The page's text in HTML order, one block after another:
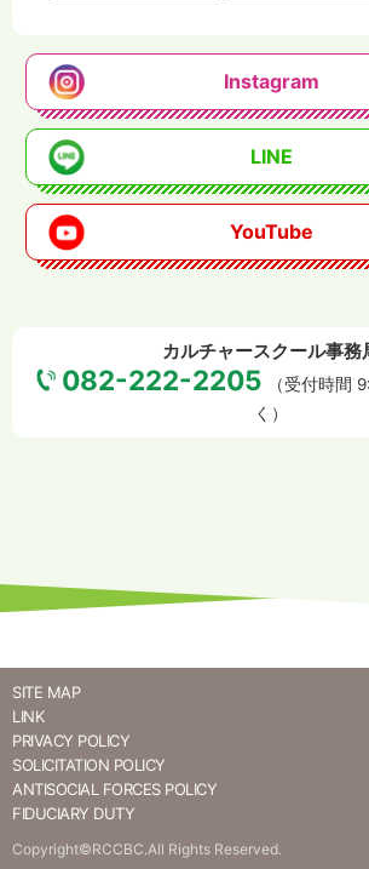
Instagram
LINE
YouTube
カルチャースクール事務
082-222-2205 （受付時間
く）
SITE MAP
LINK
PRIVACY POLICY
SOLICITATION POLICY
ANTISOCIAL FORCES POLICY
FIDUCIARY DUTY
Copyright©RCCBC.All Rights Reserved.